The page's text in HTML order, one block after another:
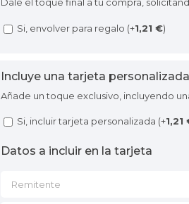
Si, envolver para regalo (+1,21 €)
Incluye una tarjeta
Añade un toque exclusivo, incluyendo
Si, incluir tarjeta personalizada (+1,21
Datos a incluir en la tarjeta